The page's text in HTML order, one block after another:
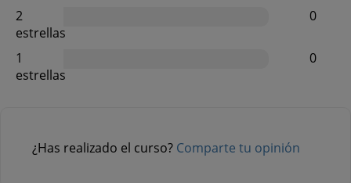
2
estrellas
0
1
estrellas
0
¿Has realizado el curso? Comparte tu opinión